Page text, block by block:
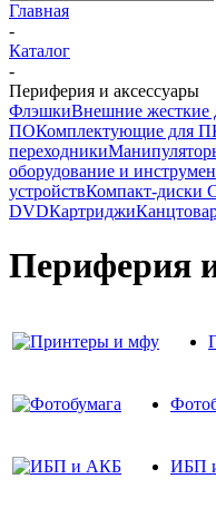
Главная
-
Каталог
-
Периферия и аксессуары
ФлэшкиВнешние жесткие
ПОКомплектующие для
переходники
оборудование и
устройствКомпакт-диски
DVDКартриджи
Периферия
ИБП